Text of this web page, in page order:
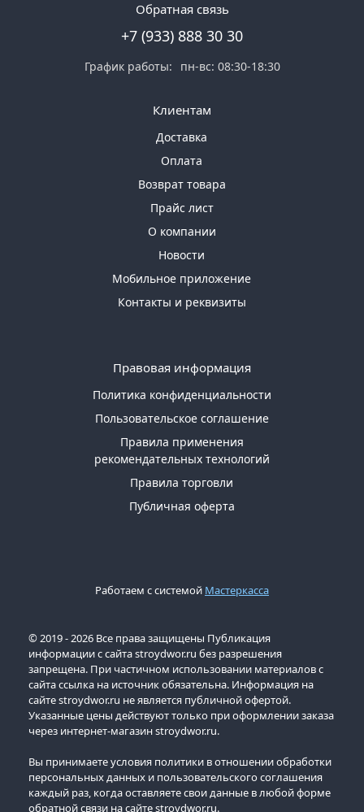
Обратная связь
+7 (933) 888 30 30
График работы: пн-вс: 08:30-18:30
Клиентам
Доставка
Оплата
Возврат товара
Прайс лист
О компании
Новости
Мобильное приложение
Контакты и реквизиты
Правовая информация
Политика конфиденциальности
Пользовательское соглашение
Правила применения
рекомендательных технологий
Правила торговли
Публичная оферта
Работаем с системой Мастеркасса
© 2019 - 2026 Все права защищены Публикация
информации с сайта stroydwor.ru без разрешения
запрещена. При частичном использовании материалов с
сайта ссылка на источник обязательна. Информация на
сайте stroydwor.ru не является публичной офертой.
Указанные цены действуют только при оформлении заказа
через интернет-магазин stroydwor.ru.
Вы принимаете условия политики в отношении обработки
персональных данных и пользовательского соглашения
каждый раз, когда оставляете свои данные в любой форме
обратной связи на сайте stroydwor.ru.